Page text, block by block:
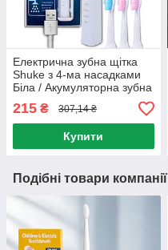
Електрична зубна щітка
Shuke з 4-ма насадками
Біла / Акумуляторна зубна
щітка / Зубні щітки
215 ₴ 307,14 ₴
Купити
Подібні товари компанії